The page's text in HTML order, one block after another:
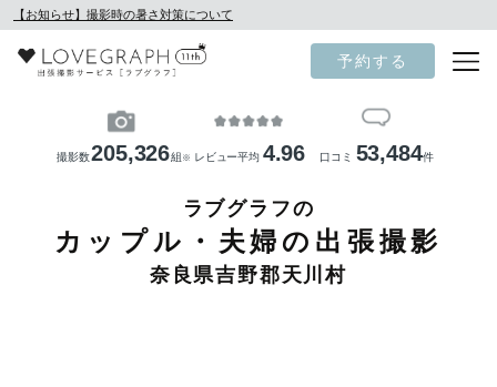
【お知らせ】撮影時の暑さ対策について
予約する
撮影数205,326組 ※ レビュー平均 4.96 口コミ 53,484件
ラブグラフの
カップル・夫婦の出張撮影
奈良県吉野郡天川村